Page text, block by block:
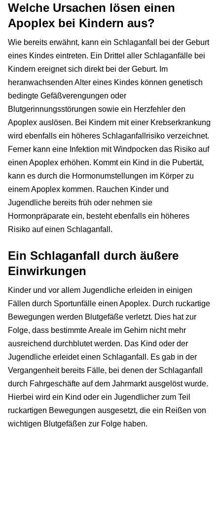
Welche Ursachen lösen einen
Apoplex bei Kindern aus?
Wie bereits erwähnt, kann ein Schlaganfall bei der Geburt
eines Kindes eintreten. Ein Drittel aller Schlaganfälle bei
Kindern ereignet sich direkt bei der Geburt. Im
heranwachsenden Alter eines Kindes können genetisch
bedingte Gefäßverengungen oder
Blutgerinnungsstörungen sowie ein Herzfehler den
Apoplex auslösen. Bei Kindern mit einer Krebserkrankung
wird ebenfalls ein höheres Schlaganfallrisiko verzeichnet.
Ferner kann eine Infektion mit Windpocken das Risiko auf
einen Apoplex erhöhen. Kommt ein Kind in die Pubertät,
kann es durch die Hormonumstellungen im Körper zu
einem Apoplex kommen. Rauchen Kinder und
Jugendliche bereits früh oder nehmen sie
Hormonpräparate ein, besteht ebenfalls ein höheres
Risiko auf einen Schlaganfall.
Ein Schlaganfall durch äußere
Einwirkungen
Kinder und vor allem Jugendliche erleiden in einigen
Fällen durch Sportunfälle einen Apoplex. Durch ruckartige
Bewegungen werden Blutgefäße verletzt. Dies hat zur
Folge, dass bestimmte Areale im Gehirn nicht mehr
ausreichend durchblutet werden. Das Kind oder der
Jugendliche erleidet einen Schlaganfall. Es gab in der
Vergangenheit bereits Fälle, bei denen der Schlaganfall
durch Fahrgeschäfte auf dem Jahrmarkt ausgelöst wurde.
Hierbei wird ein Kind oder ein Jugendlicher zum Teil
ruckartigen Bewegungen ausgesetzt, die ein Reißen von
wichtigen Blutgefäßen zur Folge haben.